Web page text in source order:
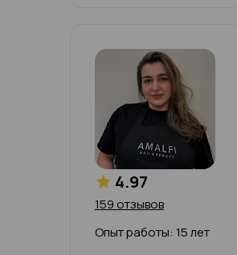
4.97
159 отзывов
Опыт работы: 15 лет